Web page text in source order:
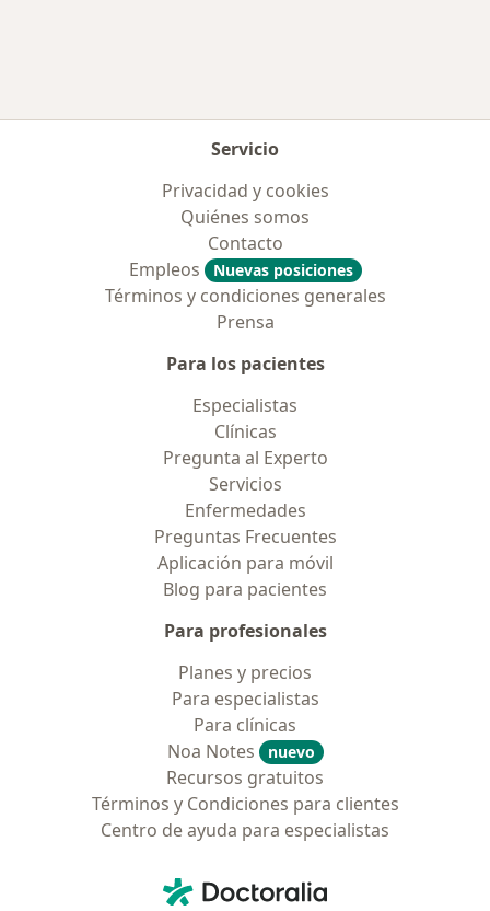
Servicio
Privacidad y cookies
Quiénes somos
Contacto
Empleos
Nuevas posiciones
Términos y condiciones generales
Prensa
Para los pacientes
Especialistas
Clínicas
Pregunta al Experto
Servicios
Enfermedades
Preguntas Frecuentes
Aplicación para móvil
Blog para pacientes
Para profesionales
Planes y precios
Para especialistas
Para clínicas
Noa Notes
nuevo
Recursos gratuitos
Términos y Condiciones para clientes
Centro de ayuda para especialistas
Doctoralia - Página de inicio